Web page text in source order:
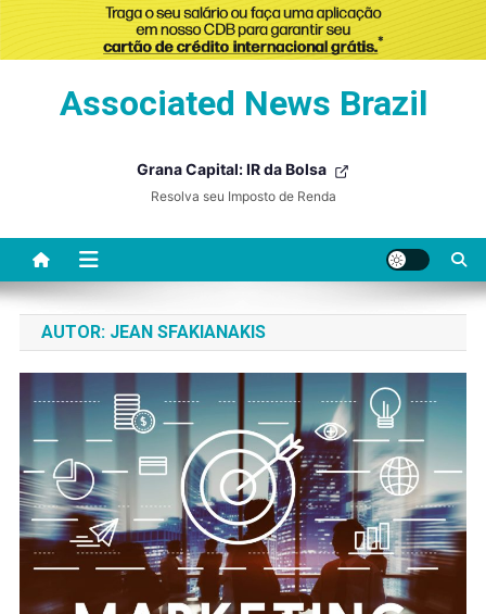
Associated News Brazil
Grana Capital: IR da Bolsa
Resolva seu Imposto de Renda
AUTOR: JEAN SFAKIANAKIS